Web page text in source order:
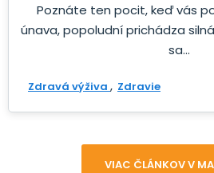
Poznáte ten pocit, keď vás
únava, popoludní prichádza
sa...
Zdravá výživa Zdravie
VIAC ČLÁNKOV V